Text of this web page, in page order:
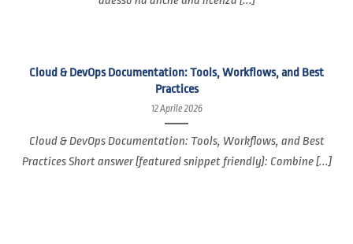
Cloud & DevOps Documentation: Tools, Workflows, and Best
Practices
12 Aprile 2026
Cloud & DevOps Documentation: Tools, Workflows, and Best
Practices Short answer (featured snippet friendly): Combine [...]